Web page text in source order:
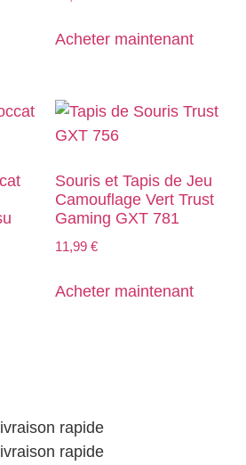
Acheter maintenant
Souris et Tapis de Jeu
Camouflage Vert Trust
Gaming GXT 781
11,99 €
Acheter maintenant
rapide
rapide